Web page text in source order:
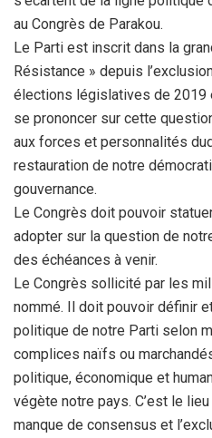
au Congrès de Parakou.
Le Parti est inscrit dans la
Résistance » depuis
élections législatives de 2019
se prononcer sur cette
aux forces et personnalités
restauration de notre
gouvernance.
Le Congrès doit pouvoir
adopter sur la question de
des échéances à venir.
Le Congrès sollicité par les
nommé. Il doit pouvoir définir
politique de notre Parti selon
complices naïfs ou
politique, économique et
végète notre pays. C’est le
manque de consensus et